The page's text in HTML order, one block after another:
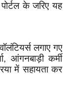
के जरिए यह
लगाए गए
आंगनबाड़ी कर्मी
में सहायता कर